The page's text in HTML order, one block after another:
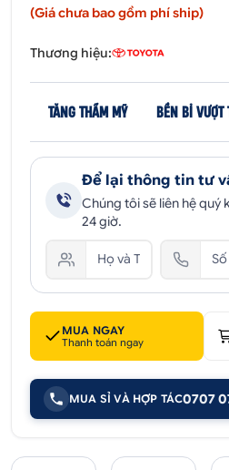
(Giá chưa bao gồm phí ship)
Thương hiệu:
TĂNG THẨM MỸ BỀN BỈ VƯỢT
Để lại thông tin tư
Chúng tôi sẽ liên hệ quý
24 giờ.
MUA NGAY
Thanh toán ngay
MUA SỈ VÀ HỢP TÁC0707